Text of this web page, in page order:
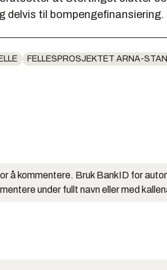
delvis til bompengefinansiering.
FELLESPROSJEKTET ARNA-
å kommentere. Bruk BankID for
under fullt navn eller med